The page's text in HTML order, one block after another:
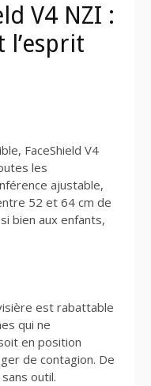
V4 NZI :
l’esprit
FaceShield V4
les
ajustable,
52 et 64 cm de
bien aux enfants,
est rabattable
qui ne
en position
de contagion. De
outil.